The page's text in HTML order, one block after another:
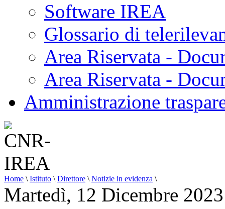
Software IREA
Glossario di
Area Riservata -
Area Riservata -
Amministrazione
Home \ Istituto \ Direttore \ Notizie in evidenza \
Martedì, 12 Dicembre